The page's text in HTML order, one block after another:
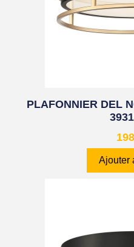
PLAFONNIER DEL
Ajouter